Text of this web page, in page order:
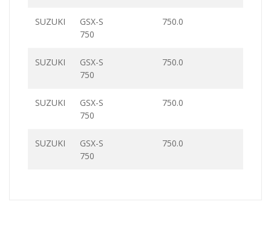
SUZUKI
GSX-S
750
750.0
SUZUKI
GSX-S
750
750.0
SUZUKI
GSX-S
750
750.0
SUZUKI
GSX-S
750
750.0